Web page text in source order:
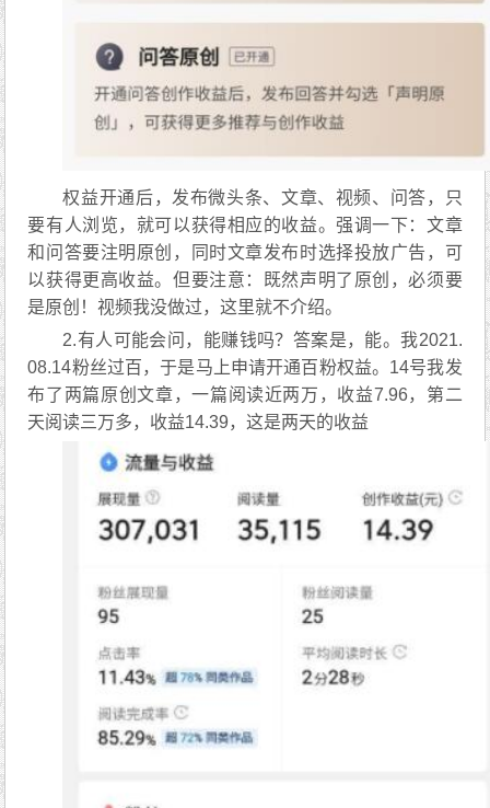
权益开通后，发布微头条、文章、视频、问答，只
要有人浏览，就可以获得相应的收益。强调一下：文章
和问答要注明原创，同时文章发布时选择投放广告，可
以获得更高收益。但要注意：既然声明了原创，必须要
是原创！视频我没做过，这里就不介绍。
2.有人可能会问，能赚钱吗？答案是，能。我2021.
08.14粉丝过百，于是马上申请开通百粉权益。14号我发
布了两篇原创文章，一篇阅读近两万，收益7.96，第二
天阅读三万多，收益14.39，这是两天的收益